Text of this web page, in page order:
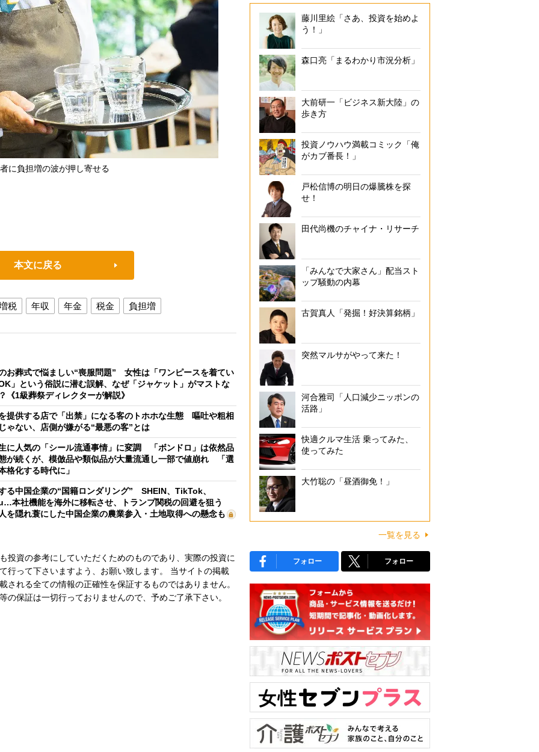
に負担増の波が押し寄せる
本文に戻る
税 年収 年金 税金 負担増
お葬式で悩ましい“喪服問題” 女性は「ワンピースを着てい
」という俗説に潜む誤解、なぜ「ジャケット」がマストな
《1級葬祭ディレクターが解説》
提供する店で「出禁」になる客のトホホな生態 嘔吐や粗相
ゃない、店側が嫌がる“最悪の客”とは
に人気の「シール流通事情」に変調 「ボンドロ」は依然品
が続くが、模倣品や類似品が大量流通し一部で値崩れ 「選
格化する時代に」
る中国企業の“国籍ロンダリング” SHEIN、TikTok、
本社機能を海外に移転させ、トランプ関税の回避を狙う
を隠れ蓑にした中国企業の農業参入・土地取得への懸念も
投資の参考にしていただくためのものであり、実際の投資に
行って下さいますよう、お願い致します。 当サイトの掲載
される全ての情報の正確性を保証するものではありません。
の保証は一切行っておりませんので、予めご了承下さい。
藤川里絵「さあ、投資を始めよ
う！」
森口亮「まるわかり市況分析」
大前研一「ビジネス新大陸」の
歩き方
投資ノウハウ満載コミック「俺
がカブ番長！」
戸松信博の明日の爆騰株を探
せ！
田代尚機のチャイナ・リサーチ
「みんなで大家さん」配当スト
ップ騒動の内幕
古賀真人「発掘！好決算銘柄」
突然マルサがやって来た！
河合雅司「人口減少ニッポンの
活路」
快適クルマ生活 乗ってみた、
使ってみた
大竹聡の「昼酒御免！」
一覧を見る
フォロー フォロー